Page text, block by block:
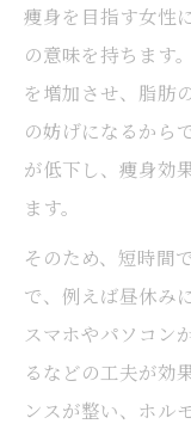
痩身を目指す女性
の意味を持ちます
を増加させ、脂肪
の妨げになるから
が低下し、痩身効
ます。
そのため、短時間
で、例えば昼休み
スマホやパソコン
るなどの工夫が効
ンスが整い、ホル